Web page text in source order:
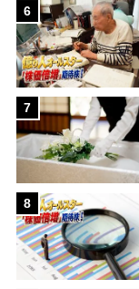
6
7
8